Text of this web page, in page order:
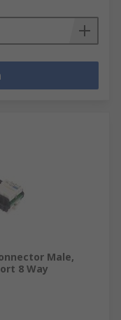
Male,
8 Way